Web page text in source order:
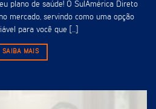
plano de saúde! O SulAmérica Direto
mercado, servindo como uma opção
para você que [...]
SAIBA MAIS